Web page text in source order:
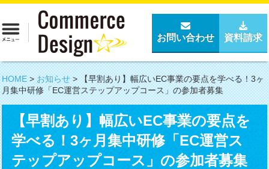
お問い合わせ 資料請求
HOME>お知らせ>【早割あり】幅広いEC事業の要点を学べる！3ヶ
月集中研修「EC運営ステップアップコース」の参加者募集
【早割あり】幅広いEC事業の要点を
学べる！3ヶ月集中研修「EC運営ス
テップアップコース」の参加者募集